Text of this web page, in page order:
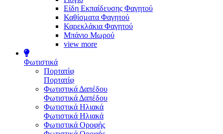
Είδη Εκπαίδευσης Φαγητού
Καθίσματα Φαγητού
Καρεκλάκια Φαγητού
Μπάνιο Μωρού
view more
Φωτιστικά
Πορτατίφ
Πορτατίφ
Φωτιστικά Δαπέδου
Φωτιστικά Δαπέδου
Φωτιστικά Ηλιακά
Φωτιστικά Ηλιακά
Φωτιστικά Οροφής